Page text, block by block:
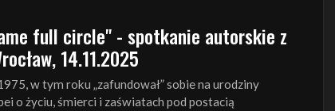
full circle" - spotkanie autorskie z
14.11.2025
w tym roku „zafundował” sobie na urodziny
o życiu, śmierci i zaświatach pod postacią